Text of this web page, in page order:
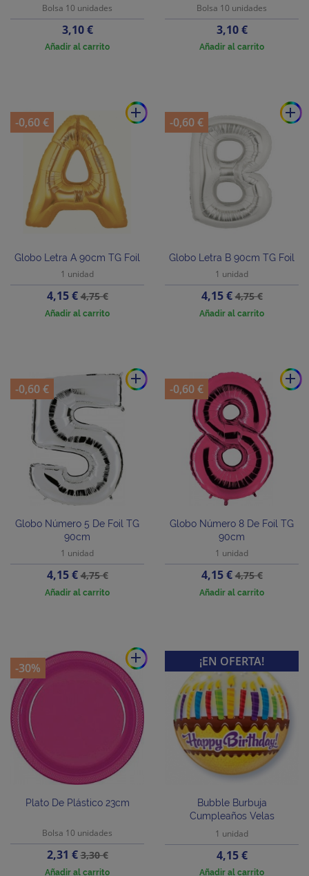
Bolsa 10 unidades
Precio
3,10 €
Añadir al carrito
Bolsa 10 unidades
Precio
3,10 €
Añadir al carrito
add
Globo Letra A 90cm TG Foil
1 unidad
Precio
4,15 €Precio
base
4,75 €
Añadir al carrito
-0,60 €
add
Globo Letra B 90cm TG Foil
1 unidad
Precio
4,15 €Precio
base
4,75 €
Añadir al carrito
-0,60 €
add
Globo Número 5 De Foil TG
90cm
1 unidad
Precio
4,15 €Precio
base
4,75 €
Añadir al carrito
-0,60 €
add
Globo Número 8 De Foil TG
90cm
1 unidad
Precio
4,15 €Precio
base
4,75 €
Añadir al carrito
-0,60 €
add
Plato De Plástico 23cm
Bolsa 10 unidades
Precio
2,31 €Precio
base
3,30 €
Añadir al carrito
-30%
Bubble Burbuja
Cumpleaños Velas
1 unidad
Precio
4,15 €
Añadir al carrito
¡EN OFERTA!